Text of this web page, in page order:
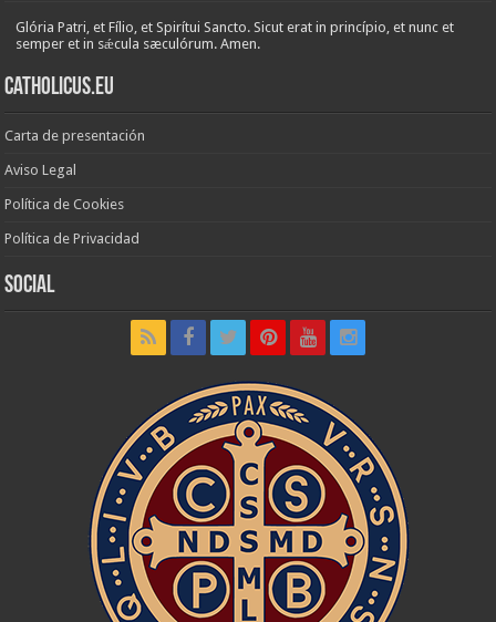
Glória Patri, et Fílio, et Spirítui Sancto. Sicut erat in princípio, et nunc et
semper et in sǽcula sæculórum. Amen.
Catholicus.eu
Carta de presentación
Aviso Legal
Política de Cookies
Política de Privacidad
Social